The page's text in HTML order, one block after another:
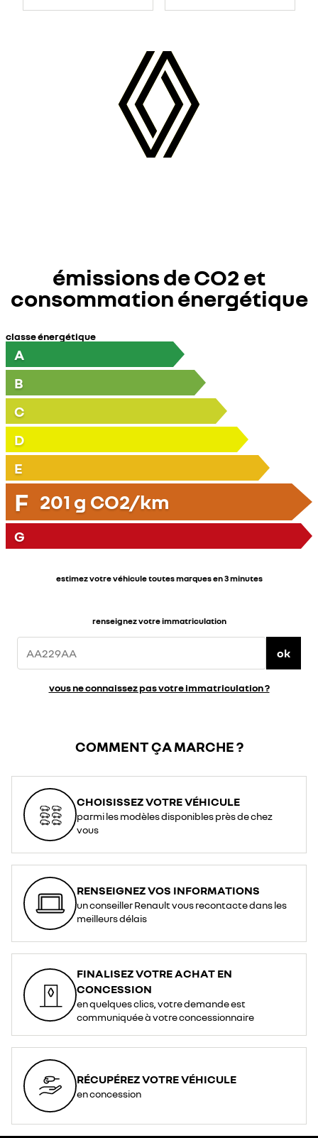
émissions de CO2 et
consommation énergétique
classe énergétique
A
B
C
D
E
F 201 g CO2/km
G
estimez votre véhicule toutes marques en 3 minutes
renseignez votre immatriculation
ok
vous ne connaissez pas votre immatriculation ?
COMMENT ÇA MARCHE ?
CHOISISSEZ VOTRE VÉHICULE
parmi les modèles disponibles près de chez
vous
RENSEIGNEZ VOS INFORMATIONS
un conseiller Renault vous recontacte dans les
meilleurs délais
FINALISEZ VOTRE ACHAT EN
CONCESSION
en quelques clics, votre demande est
communiquée à votre concessionnaire
RÉCUPÉREZ VOTRE VÉHICULE
en concession